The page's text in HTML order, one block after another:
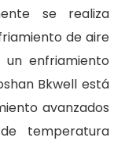
se realiza
de aire
enfriamiento
Bkwell está
avanzados
temperatura